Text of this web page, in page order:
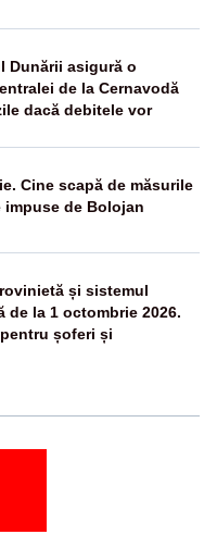
Dunării asigură o
de la Cernavodă
dacă debitele vor
Cine scapă de măsurile
impuse de Bolojan
și sistemul
de la 1 octombrie 2026.
șoferi și